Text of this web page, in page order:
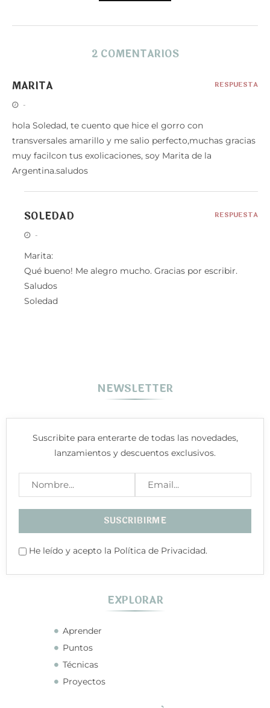
2 COMENTARIOS
MARITA
-
hola Soledad, te cuento que hice el gorro con
transversales amarillo y me salio perfecto,muchas gracias
muy facilcon tus exolicaciones, soy Marita de la
Argentina.saludos
RESPUESTA
SOLEDAD
-
Marita:
Qué bueno! Me alegro mucho. Gracias por escribir.
Saludos
Soledad
RESPUESTA
NEWSLETTER
Suscribite para enterarte de todas las novedades,
lanzamientos y descuentos exclusivos.
He leído y acepto la Política de Privacidad.
EXPLORAR
Aprender
Puntos
Técnicas
Proyectos